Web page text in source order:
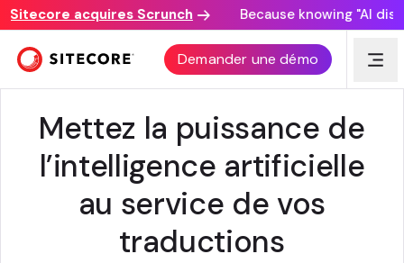
acquires Scrunch Because knowing "AI
Demander une démo
GLOBALLINK POUR SITECORE
Mettez la puissance de
l’intelligence artificielle
au service de vos
traductions